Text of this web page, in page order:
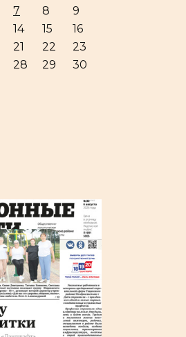
7 8
9
14 15
16
21 22
23
28 29
30